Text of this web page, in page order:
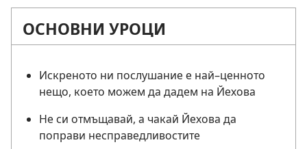
ОСНОВНИ УРОЦИ
Искреното ни послушание е най–ценното
нещо, което можем да дадем на Йехова
Не си отмъщавай, а чакай Йехова да
поправи несправедливостите